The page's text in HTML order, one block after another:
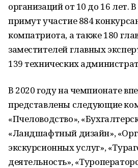
организаций от 10 до 16 лет.
примут участие 884
компатриота, а также 180
заместителей главных
139 технических
В 2020 году на чемпионате
представлены следующие
«Пчеловодство»,
«Ландшафтный дизайн»,
экскурсионных услуг»,
деятельность»,